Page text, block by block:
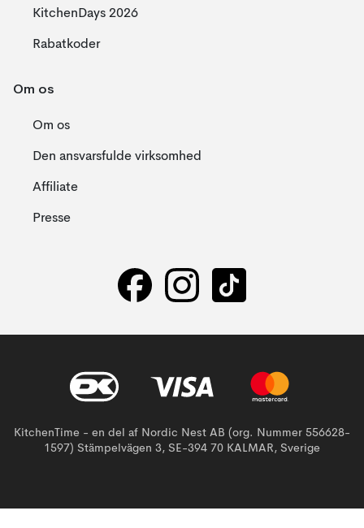
KitchenDays 2026
Rabatkoder
Om os
Om os
Den ansvarsfulde virksomhed
Affiliate
Presse
KitchenTime - en del af Nordic Nest AB (org. Nummer 556628-
1597) Stämpelvägen 3, SE-394 70 KALMAR, Sverige